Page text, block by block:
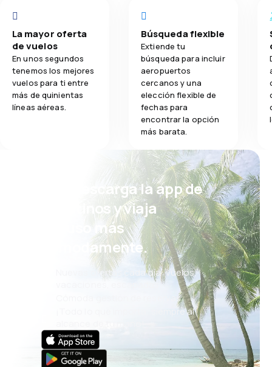
La mayor oferta
de vuelos
En unos segundos
tenemos los mejores
vuelos para ti entre
más de quinientas
líneas aéreas.
Búsqueda flexible
Extiende tu
búsqueda para incluir
aeropuertos
cercanos y una
elección flexible de
fechas para
encontrar la opción
más barata.
¡Eh! Descarga la app de
eDestinos y viaja
incluso más
cómodamente.
Nuevas ofertas cada día: vuelos,
vacaciones, escapadas
Cómoda gestión de reservas
¡Todo lo que importa, siempre al